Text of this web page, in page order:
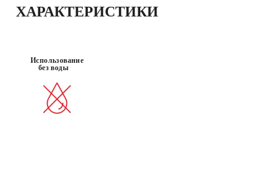
UNG
ХАРАКТЕРИСТИКИ
Использование
без воды